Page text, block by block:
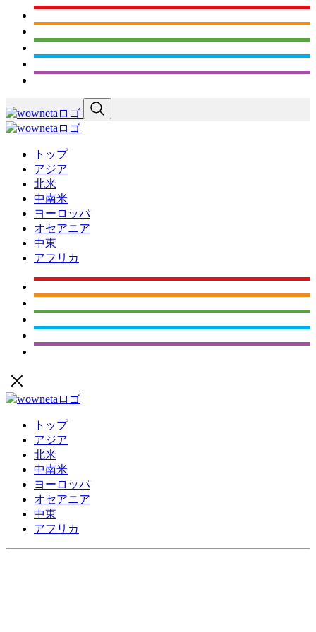
トップ
アジア
北米
中南米
ヨーロッパ
オセアニア
中東
アフリカ
トップ
アジア
北米
中南米
ヨーロッパ
オセアニア
中東
アフリカ